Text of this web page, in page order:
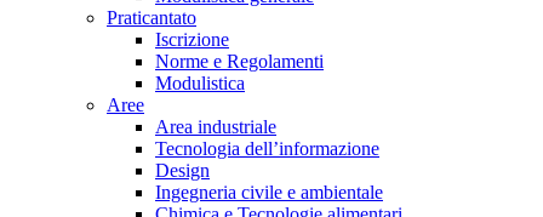
Praticantato
Iscrizione
Norme e Regolamenti
Modulistica
Aree
Area industriale
Tecnologia dell’informazione
Design
Ingegneria civile e ambientale